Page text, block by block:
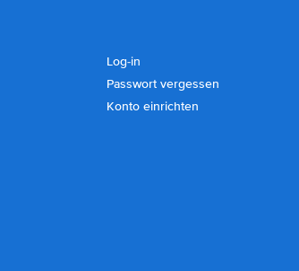
Log-in
Passwort vergessen
Konto einrichten